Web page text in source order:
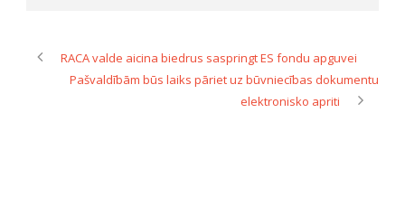
RACA valde aicina biedrus saspringt ES fondu apguvei
Pašvaldībām būs laiks pāriet uz būvniecības dokumentu
elektronisko apriti